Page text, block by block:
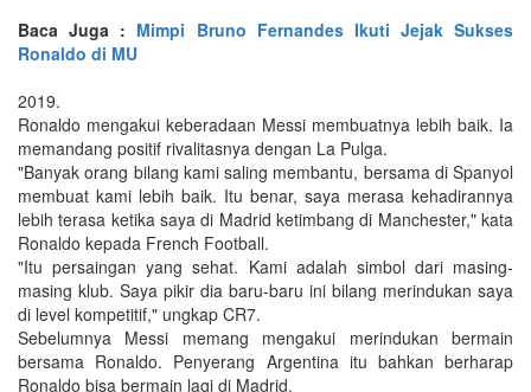
Baca Juga : Mimpi Bruno Fernandes Ikuti Jejak Sukses
Ronaldo di MU
2019.
Ronaldo mengakui keberadaan Messi membuatnya lebih baik. Ia
memandang positif rivalitasnya dengan La Pulga.
"Banyak orang bilang kami saling membantu, bersama di Spanyol
membuat kami lebih baik. Itu benar, saya merasa kehadirannya
lebih terasa ketika saya di Madrid ketimbang di Manchester," kata
Ronaldo kepada French Football.
"Itu persaingan yang sehat. Kami adalah simbol dari masing-
masing klub. Saya pikir dia baru-baru ini bilang merindukan saya
di level kompetitif," ungkap CR7.
Sebelumnya Messi memang mengakui merindukan bermain
bersama Ronaldo. Penyerang Argentina itu bahkan berharap
Ronaldo bisa bermain lagi di Madrid.